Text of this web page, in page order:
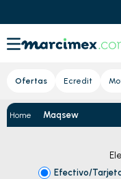
Ofertas Ecredit
Maqsew
Efectivo/